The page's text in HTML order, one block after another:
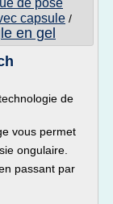
de pose
capsule /
en gel
de
vous permet
ongulaire.
passant par